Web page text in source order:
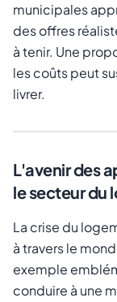
municipales
des offres
à tenir. Une
les coûts peut
livrer.
L'avenir des
le secteur du
La crise du
à travers le
exemple
conduire à une